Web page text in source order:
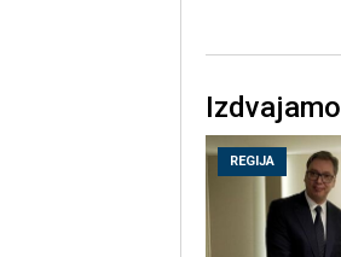
Izdvajamo
REGIJA